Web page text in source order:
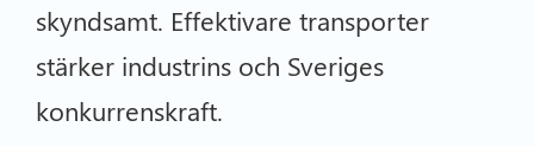
skyndsamt. Effektivare transporter
stärker industrins och Sveriges
konkurrenskraft.